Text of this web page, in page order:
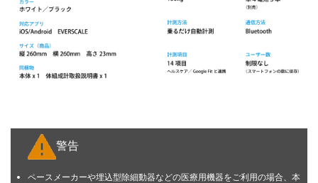
警告
ペースメーカーや埋込型除細動器などの医療用機器をご利用の場合、本